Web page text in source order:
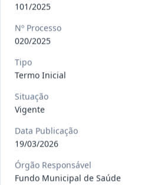
Situação
012-
2023
Termo
Inicial
para apresentação
011-
Contratação de
101/2025
Nº Processo
020/2025
Tipo
Termo Inicial
Situação
Vigente
Data Publicação
19/03/2026
Órgão Responsável
Fundo Municipal de Saúde